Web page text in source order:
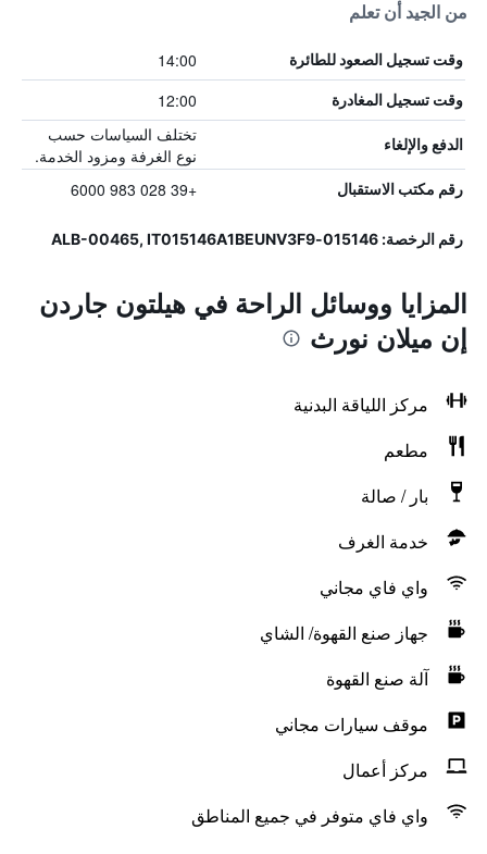
من الجيد أن تعلم
وقت تسجيل الصعود للطائرة 14:00
وقت تسجيل المغادرة 12:00
الدفع والإلغاء
تختلف السياسات حسب
نوع الغرفة ومزود الخدمة.
رقم مكتب الاستقبال +39 028 983 6000
رقم الرخصة: 015146-ALB-00465, IT015146A1BEUNV3F9
المزايا ووسائل الراحة في هيلتون جاردن
إن ميلان نورث
مركز اللياقة البدنية
مطعم
بار / صالة
خدمة الغرف
واي فاي مجاني
جهاز صنع القهوة/ الشاي
آلة صنع القهوة
موقف سيارات مجاني
مركز أعمال
واي فاي متوفر في جميع المناطق